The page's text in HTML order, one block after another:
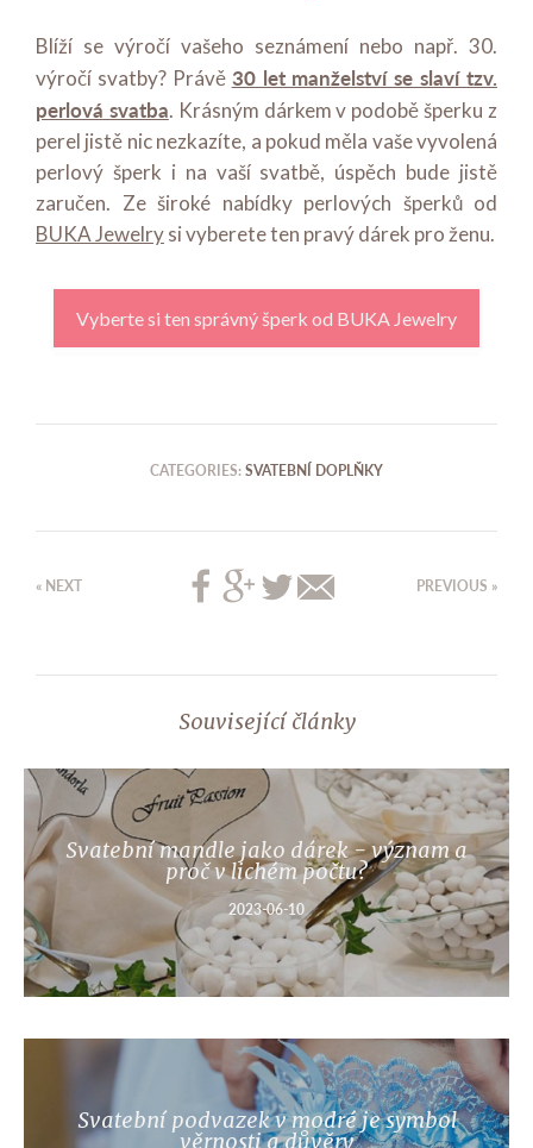
Blíží se výročí vašeho seznámení nebo např. 30.
výročí svatby? Právě 30 let manželství se slaví tzv.
perlová svatba. Krásným dárkem v podobě šperku z
perel jistě nic nezkazíte, a pokud měla vaše vyvolená
perlový šperk i na vaší svatbě, úspěch bude jistě
zaručen. Ze široké nabídky perlových šperků od
BUKA Jewelrysi vyberete ten pravý dárek pro ženu.
Vyberte si ten správný šperk od BUKA Jewelry
CATEGORIES:SVATEBNÍ DOPLŇKY
« NEXT PREVIOUS »
Související články
Svatební mandle jako dárek - význam a
proč v lichém počtu?
2023-06-10
Svatební podvazek v modré je symbol
věrnosti a důvěry